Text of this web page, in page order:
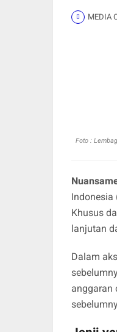
MEDIA
Foto :
Indonesia
Khusus
lanjutan
Dalam
anggaran